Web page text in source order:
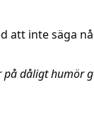
att inte säga
på dåligt humör